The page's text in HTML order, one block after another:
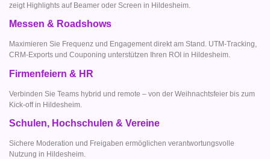
zeigt Highlights auf Beamer oder Screen in Hildesheim.
Messen & Roadshows
Maximieren Sie Frequenz und Engagement direkt am Stand. UTM-Tracking,
CRM-Exports und Couponing unterstützen Ihren ROI in Hildesheim.
Firmenfeiern & HR
Verbinden Sie Teams hybrid und remote – von der Weihnachtsfeier bis zum
Kick-off in Hildesheim.
Schulen, Hochschulen & Vereine
Sichere Moderation und Freigaben ermöglichen verantwortungsvolle
Nutzung in Hildesheim.